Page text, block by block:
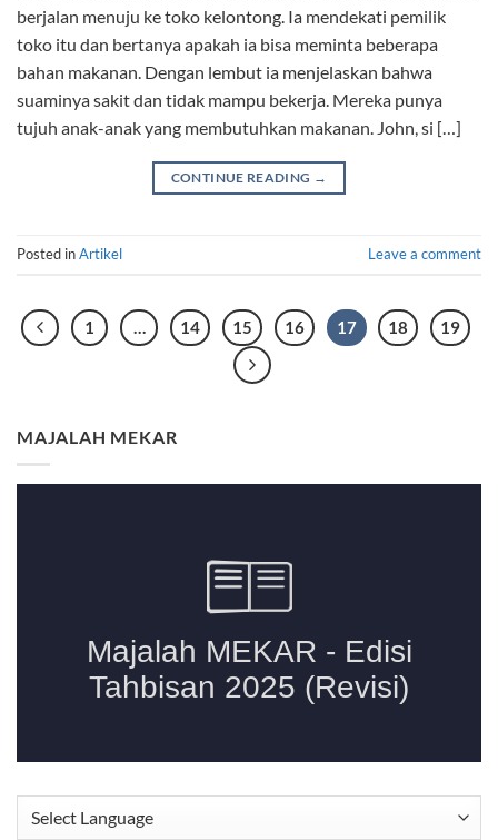
berjalan menuju ke toko kelontong. Ia mendekati pemilik
toko itu dan bertanya apakah ia bisa meminta beberapa
bahan makanan. Dengan lembut ia menjelaskan bahwa
suaminya sakit dan tidak mampu bekerja. Mereka punya
tujuh anak-anak yang membutuhkan makanan. John, si […]
CONTINUE READING →
Posted inArtikel Leave a comment
1 … 14 15 16 17 18 19
MAJALAH MEKAR